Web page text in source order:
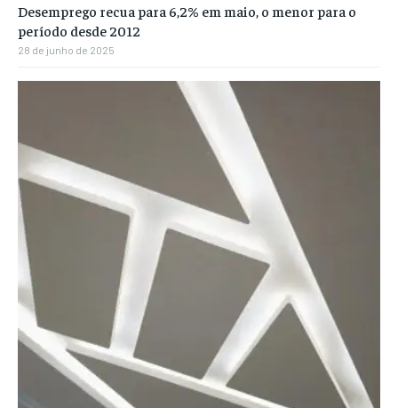
Desemprego recua para 6,2% em maio, o menor para o
período desde 2012
28 de junho de 2025